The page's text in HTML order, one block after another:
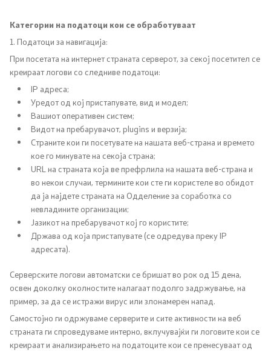
Контакт
Регистар
Основање на здружение
Предлози
Предлози по години
Дијалог меѓу Владата и граѓанскиот сектор
Отворени денови за иницијативи на граѓанските
организации
Финансиска поддршка
Категории на податоци кои се обработуваат
1. Податоци за навигација:
При посетата на интернет страната серверот, за секој посетител се
креираат логови со следниве податоци:
IP адреса;
Уредот од кој пристапувате, вид и модел;
Вашиот оперативен систем;
Видот на пребарувачот, plugins и верзија;
Страните кои ги посетувате на нашата веб-страна и времето
кое го минувате на секоја страна;
URL на страната која ве префрлила на нашата веб-страна и
во некои случаи, термините кои сте ги користеле во обидот
да ја најдете страната на Одделение за соработка со
невладините организации;
Јазикот на пребарувачот кој го користите;
Држава од која пристапувате (се одредува преку IP
адресата).
Серверските логови автоматски се бришат во рок од 15 дена,
освен доколку околностите налагаат подолго задржување, на
пример, за да се истражи вирус или злонамерен напад.
Самостојно ги одржуваме серверите и сите активности на веб
страната ги спроведуваме интерно, вклучувајќи ги логовите кои се
креираат и анализирањето на податоците кои се пренесуваат од